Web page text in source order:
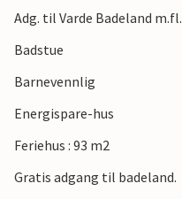
Adg. til Varde Badeland m.fl.
Badstue
Barnevennlig
Energispare-hus
Feriehus : 93 m2
Gratis adgang til badeland.